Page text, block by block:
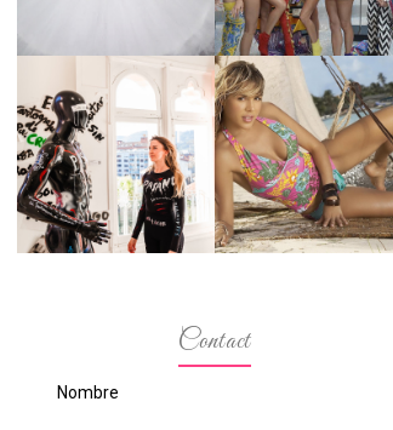
MARGA GONZÁLEZ
Y ELIA FERNÁNDEZ
DIALOGAN EN
ESPACIO DEL
ANONIMATO, LA
CASA ROSA DE
OVIEDO
LA ALTURA DE LAS
MODELOS MAS
BAJITAS
Contact
Nombre